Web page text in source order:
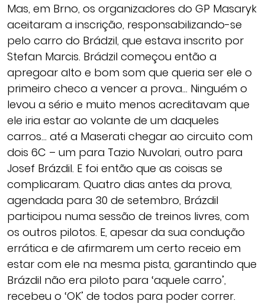
Mas, em Brno, os organizadores do GP Masaryk
aceitaram a inscrição, responsabilizando-se
pelo carro do Brádzil, que estava inscrito por
Stefan Marcis. Brádzil começou então a
apregoar alto e bom som que queria ser ele o
primeiro checo a vencer a prova… Ninguém o
levou a sério e muito menos acreditavam que
ele iria estar ao volante de um daqueles
carros… até a Maserati chegar ao circuito com
dois 6C – um para Tazio Nuvolari, outro para
Josef Brázdil. E foi então que as coisas se
complicaram. Quatro dias antes da prova,
agendada para 30 de setembro, Brázdil
participou numa sessão de treinos livres, com
os outros pilotos. E, apesar da sua condução
errática e de afirmarem um certo receio em
estar com ele na mesma pista, garantindo que
Brázdil não era piloto para ‘aquele carro’,
recebeu o ‘OK’ de todos para poder correr.